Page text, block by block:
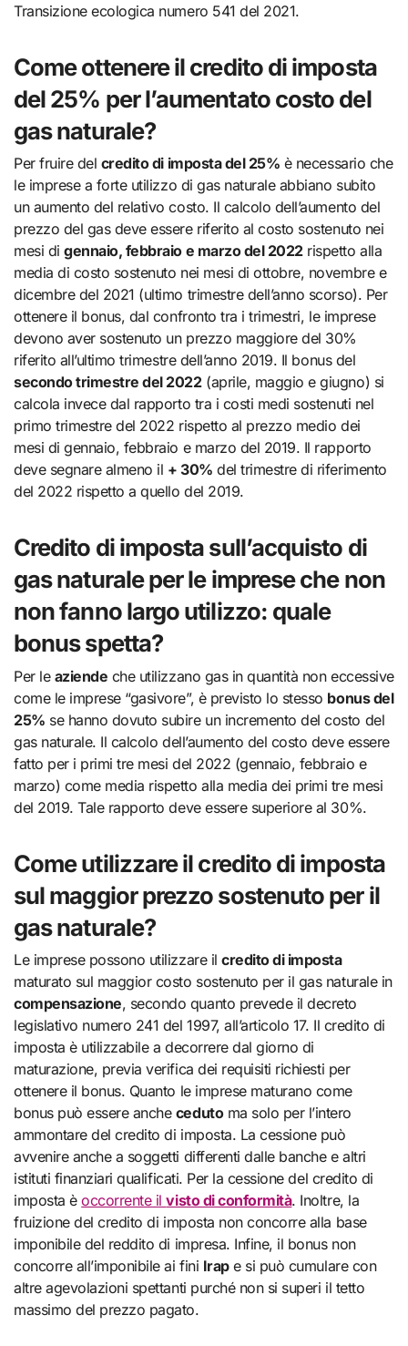
Transizione ecologica numero 541 del 2021.
Come ottenere il credito di imposta
del 25% per l’aumentato costo del
gas naturale?
Per fruire del credito di imposta del 25% è necessario che
le imprese a forte utilizzo di gas naturale abbiano subito
un aumento del relativo costo. Il calcolo dell’aumento del
prezzo del gas deve essere riferito al costo sostenuto nei
mesi digennaio, febbraio e marzo del 2022rispetto alla
media di costo sostenuto nei mesi di ottobre, novembre e
dicembre del 2021 (ultimo trimestre dell’anno scorso). Per
ottenere il bonus, dal confronto tra i trimestri, le imprese
devono aver sostenuto un prezzo maggiore del 30%
riferito all’ultimo trimestre dell’anno 2019. Il bonus del
secondo trimestre del 2022(aprile, maggio e giugno) si
calcola invece dal rapporto tra i costi medi sostenuti nel
primo trimestre del 2022 rispetto al prezzo medio dei
mesi di gennaio, febbraio e marzo del 2019. Il rapporto
deve segnare almeno il + 30% del trimestre di riferimento
del 2022 rispetto a quello del 2019.
Credito di imposta sull’acquisto di
gas naturale per le imprese che non
non fanno largo utilizzo: quale
bonus spetta?
Per le aziende che utilizzano gas in quantità non eccessive
come le imprese “gasivore”, è previsto lo stesso bonus del
25% se hanno dovuto subire un incremento del costo del
gas naturale. Il calcolo dell’aumento del costo deve essere
fatto per i primi tre mesi del 2022 (gennaio, febbraio e
marzo) come media rispetto alla media dei primi tre mesi
del 2019. Tale rapporto deve essere superiore al 30%.
Come utilizzare il credito di imposta
sul maggior prezzo sostenuto per il
gas naturale?
Le imprese possono utilizzare ilcredito di imposta
maturato sul maggior costo sostenuto per il gas naturale in
compensazione, secondo quanto prevede il decreto
legislativo numero 241 del 1997, all’articolo 17. Il credito di
imposta è utilizzabile a decorrere dal giorno di
maturazione, previa verifica dei requisiti richiesti per
ottenere il bonus. Quanto le imprese maturano come
bonus può essere anche cedutoma solo per l’intero
ammontare del credito di imposta. La cessione può
avvenire anche a soggetti differenti dalle banche e altri
istituti finanziari qualificati. Per la cessione del credito di
imposta èoccorrente ilvisto di conformità. Inoltre, la
fruizione del credito di imposta non concorre alla base
imponibile del reddito di impresa. Infine, il bonus non
concorre all’imponibile ai fini Irape si può cumulare con
altre agevolazioni spettanti purché non si superi il tetto
massimo del prezzo pagato.